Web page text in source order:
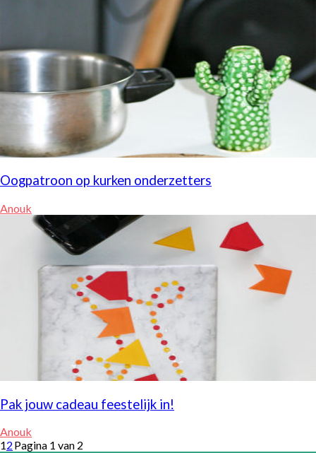
Oogpatroon op kurken onderzetters
Anouk
Pak jouw cadeau feestelijk in!
Anouk
12 Pagina 1 van 2